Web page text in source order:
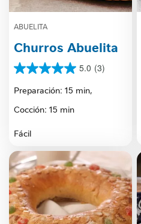
ABUELITA
Churros Abuelita
5.0 (3)
5.0
5
estrellas.
3
Preparación: 15 min,
Cocción: 15 min
Fácil